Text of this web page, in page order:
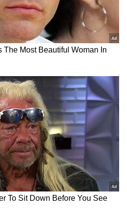
ಮೊದಲು
ಅಥವಾ ರಾಷ್ಟ್ರಪತಿಗಳ
ಅಥವಾ ಹಾಗೆ ಮಾಡಲು
ಏಕೆಂದರೆ ಈ ಸಣ್ಣ ಕೆಲಸ